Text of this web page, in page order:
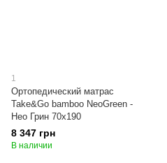
1
Ортопедический матрас
Take&Go bamboo NeoGreen -
Нео Грин 70x190
8 347 грн
В наличии